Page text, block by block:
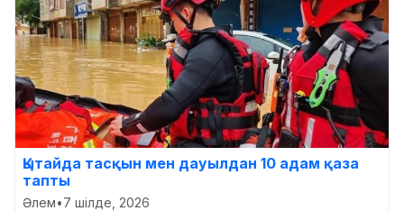
Қытайда тасқын мен дауылдан 10 адам қаза
тапты
Әлем•7 шілде, 2026